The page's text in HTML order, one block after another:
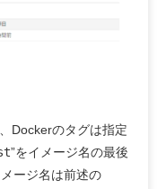
Dockerのタグは指定
”をイメージ名の最後
ージ名は前述の